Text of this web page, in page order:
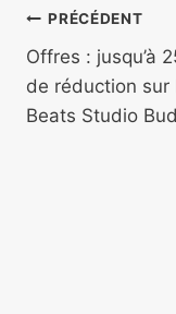
de
l’article
PRÉCÉDENT
Offres : jusqu’à
de réduction sur
Beats Studio